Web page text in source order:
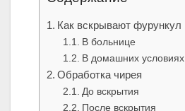
Как вскрывают фурункул
В больнице
В домашних условиях
Обработка чирея
До вскрытия
После вскрытия